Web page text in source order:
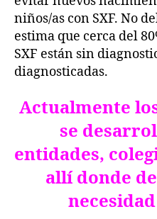
niños/as con SXF. No
estima que cerca del
SXF están sin
diagnosticadas.
Actualmente
se
entidades,
allí donde